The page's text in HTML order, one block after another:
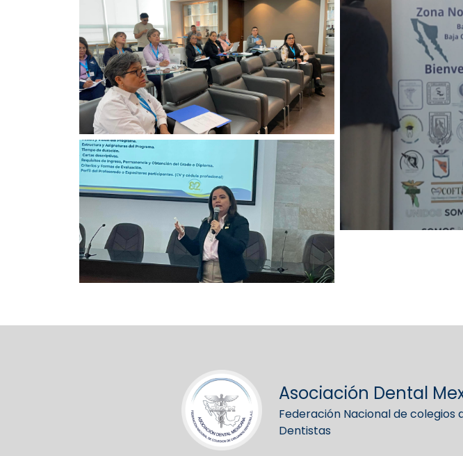
Asociación Dental
Federación Nacional de colegios
Dentistas